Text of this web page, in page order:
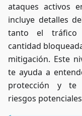
ataques activos
incluye detalles
tanto el tráfico
cantidad
mitigación. Este
te ayuda a
protección y te
riesgos